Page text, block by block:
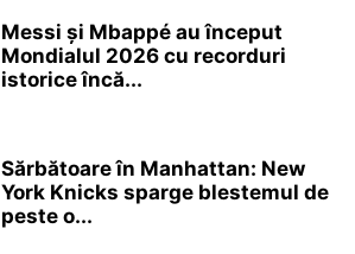
Messi şi Mbappé au început
Mondialul 2026 cu recorduri
istorice încă...
Sărbătoare în Manhattan: New
York Knicks sparge blestemul de
peste o...